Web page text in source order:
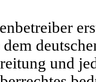
und